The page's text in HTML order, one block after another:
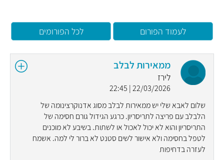
לעמוד הפורום לכל הפורומים
ממאירות לבלב
לירז
22/03/2026 | 22:45
שלום לאבא שלי יש ממאירות לבלב מסוג אדנוקרצינומה של
הלבלב עם פריצה לתריסריון. כרגע הגידול גורם חסימה של
התריסריון והוא לא יכול לאכול או לשתות. בשיבע לא מוכנים
לטפל בחסימה ולא אישור לשים סטנט לא ברור לי למה. אשמח
לעזרה בדחיפות